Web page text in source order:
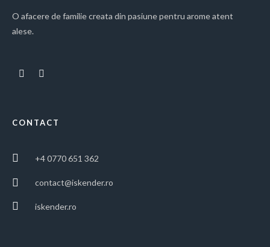
O afacere de familie creata din pasiune pentru arome atent
alese.
CONTACT
+4 0770 651 362
contact@iskender.ro
iskender.ro